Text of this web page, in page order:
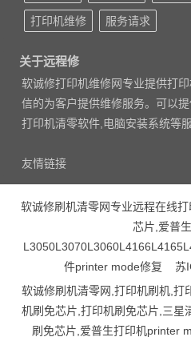
打印机维修 服务请求
关于远程修
软诚修打印机维修网专业提供打
信的为客户提供维修服务。可以
打印机清零软件,电脑安装系统等
友情链接
软诚修刷机清零网专业远程在线
芯片,爱普
件printer mode修复 苏
软诚修刷机清零网,打印机刷机,打
机刷免芯片,打印机刷免芯片,三星
刷免芯片,爱普生打印机printer